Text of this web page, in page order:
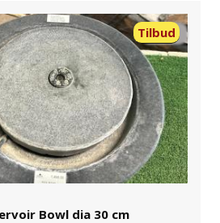
Tilbud
Bowl dia 30 cm